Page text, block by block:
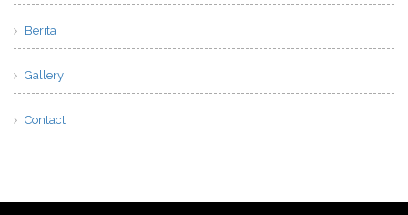
Berita
Gallery
Contact